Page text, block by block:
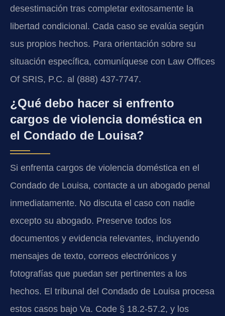
desestimación tras completar exitosamente la
libertad condicional. Cada caso se evalúa según
sus propios hechos. Para orientación sobre su
situación específica, comuníquese con Law Offices
Of SRIS, P.C. al (888) 437-7747.
¿Qué debo hacer si enfrento
cargos de violencia doméstica en
el Condado de Louisa?
Si enfrenta cargos de violencia doméstica en el
Condado de Louisa, contacte a un abogado penal
inmediatamente. No discuta el caso con nadie
excepto su abogado. Preserve todos los
documentos y evidencia relevantes, incluyendo
mensajes de texto, correos electrónicos y
fotografías que puedan ser pertinentes a los
hechos. El tribunal del Condado de Louisa procesa
estos casos bajo Va. Code § 18.2-57.2, y los